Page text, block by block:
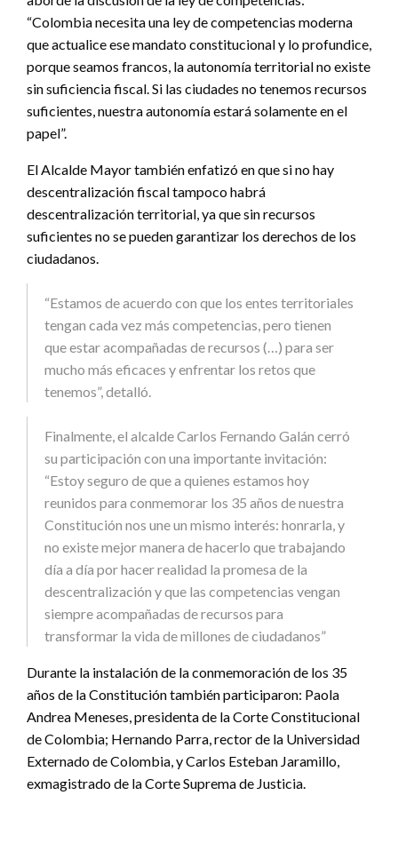
“Colombia necesita una ley de competencias moderna
que actualice ese mandato constitucional y lo profundice,
porque seamos francos, la autonomía territorial no existe
sin suficiencia fiscal. Si las ciudades no tenemos recursos
suficientes, nuestra autonomía estará solamente en el
papel”.
El Alcalde Mayor también enfatizó en que si no hay
descentralización fiscal tampoco habrá
descentralización territorial, ya que sin recursos
suficientes no se pueden garantizar los derechos de los
ciudadanos.
“Estamos de acuerdo con que los entes territoriales
tengan cada vez más competencias, pero tienen
que estar acompañadas de recursos (…) para ser
mucho más eficaces y enfrentar los retos que
tenemos”, detalló.
Finalmente, el alcalde Carlos Fernando Galán cerró
su participación con una importante invitación:
“Estoy seguro de que a quienes estamos hoy
reunidos para conmemorar los 35 años de nuestra
Constitución nos une un mismo interés: honrarla, y
no existe mejor manera de hacerlo que trabajando
día a día por hacer realidad la promesa de la
descentralización y que las competencias vengan
siempre acompañadas de recursos para
transformar la vida de millones de ciudadanos”
Durante la instalación de la conmemoración de los 35
años de la Constitución también participaron: Paola
Andrea Meneses, presidenta de la Corte Constitucional
de Colombia; Hernando Parra, rector de la Universidad
Externado de Colombia, y Carlos Esteban Jaramillo,
exmagistrado de la Corte Suprema de Justicia.